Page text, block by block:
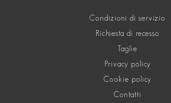
Condizioni di servizio
Richiesta di recesso
Taglie
Privacy policy
Cookie policy
Contatti